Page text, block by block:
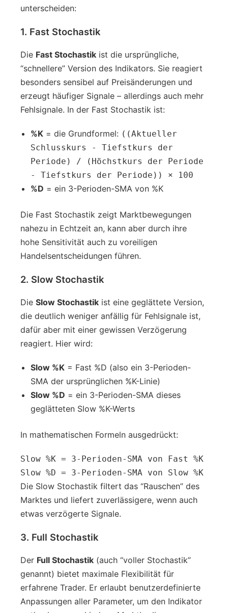
unterscheiden:
1. Fast Stochastik
Die Fast Stochastik ist die ursprüngliche,
“schnellere” Version des Indikators. Sie reagiert
besonders sensibel auf Preisänderungen und
erzeugt häufiger Signale – allerdings auch mehr
Fehlsignale. In der Fast Stochastik ist:
%K = die Grundformel: ((Aktueller
Schlusskurs - Tiefstkurs der
Periode) / (Höchstkurs der Periode
- Tiefstkurs der Periode)) × 100
%D = ein 3-Perioden-SMA von %K
Die Fast Stochastik zeigt Marktbewegungen
nahezu in Echtzeit an, kann aber durch ihre
hohe Sensitivität auch zu voreiligen
Handelsentscheidungen führen.
2. Slow Stochastik
Die Slow Stochastik ist eine geglättete Version,
die deutlich weniger anfällig für Fehlsignale ist,
dafür aber mit einer gewissen Verzögerung
reagiert. Hier wird:
Slow %K = Fast %D (also ein 3-Perioden-
SMA der ursprünglichen %K-Linie)
Slow %D = ein 3-Perioden-SMA dieses
geglätteten Slow %K-Werts
In mathematischen Formeln ausgedrückt:
Slow %K = 3-Perioden-SMA von Fast %K
Slow %D = 3-Perioden-SMA von Slow %K
Die Slow Stochastik filtert das “Rauschen” des
Marktes und liefert zuverlässigere, wenn auch
etwas verzögerte Signale.
3. Full Stochastik
Der Full Stochastik (auch “voller Stochastik”
genannt) bietet maximale Flexibilität für
erfahrene Trader. Er erlaubt benutzerdefinierte
Anpassungen aller Parameter, um den Indikator